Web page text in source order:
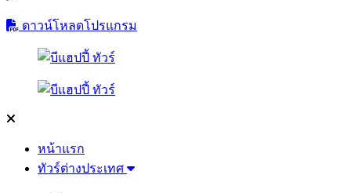
ดาวน์โหลดโปรแกรม
หน้าแรก
ทัวร์ต่างประเทศ